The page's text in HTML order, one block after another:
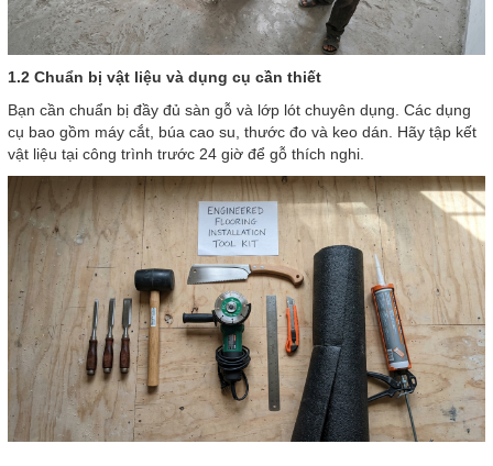
1.2 Chuẩn bị vật liệu và dụng cụ cần thiết
Bạn cần chuẩn bị đầy đủ sàn gỗ và lớp lót chuyên dụng. Các dụng
cụ bao gồm máy cắt, búa cao su, thước đo và keo dán. Hãy tập kết
vật liệu tại công trình trước 24 giờ để gỗ thích nghi.